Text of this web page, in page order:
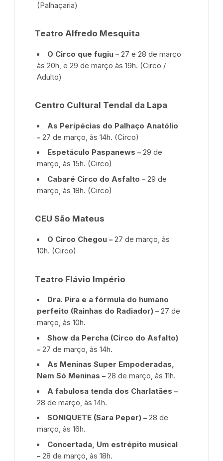
(Palhaçaria)
Teatro Alfredo Mesquita
O Circo que fugiu –27 e 28 de março
às 20h, e 29 de março às 19h. (Circo /
Adulto)
Centro Cultural Tendal da Lapa
As Peripécias do Palhaço Anatólio
–27 de março, às 14h. (Circo)
Espetáculo Paspanews –29 de
março, às 15h. (Circo)
Cabaré Circo do Asfalto –29 de
março, às 18h. (Circo)
CEU São Mateus
O Circo Chegou –27 de março, às
10h. (Circo)
Teatro Flávio Império
Dra. Pira e a fórmula do humano
perfeito (Rainhas do Radiador) –27 de
março, às 10h.
Show da Percha (Circo do Asfalto)
–27 de março, às 14h.
As Meninas Super Empoderadas,
Nem Só Meninas –28 de março, às 11h.
A fabulosa tenda dos Charlatães –
28 de março, às 14h.
SONIQUETE (Sara Peper) –28 de
março, às 16h.
Concertada, Um estrépito musical
–28 de março, às 18h.